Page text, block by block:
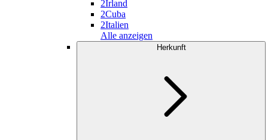
2Irland
2Cuba
2Italien
Alle anzeigen
Herkunft